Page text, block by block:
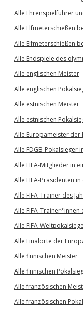
Alle Ehrenspielführer
Alle Elfmeterschießen
Alle Elfmeterschießen
Alle Endspiele des
Alle englischen Meister
Alle englischen
Alle estnischen Meister
Alle estnischen
Alle Europameister der
Alle FDGB-Pokalsieger
Alle FIFA-Mitglieder in
Alle FIFA-Präsidenten
Alle FIFA-Trainer des
Alle FIFA-Trainer*innen
Alle FIFA-
Alle Finalorte der
Alle finnischen Meister
Alle finnischen
Alle französischen
Alle französischen